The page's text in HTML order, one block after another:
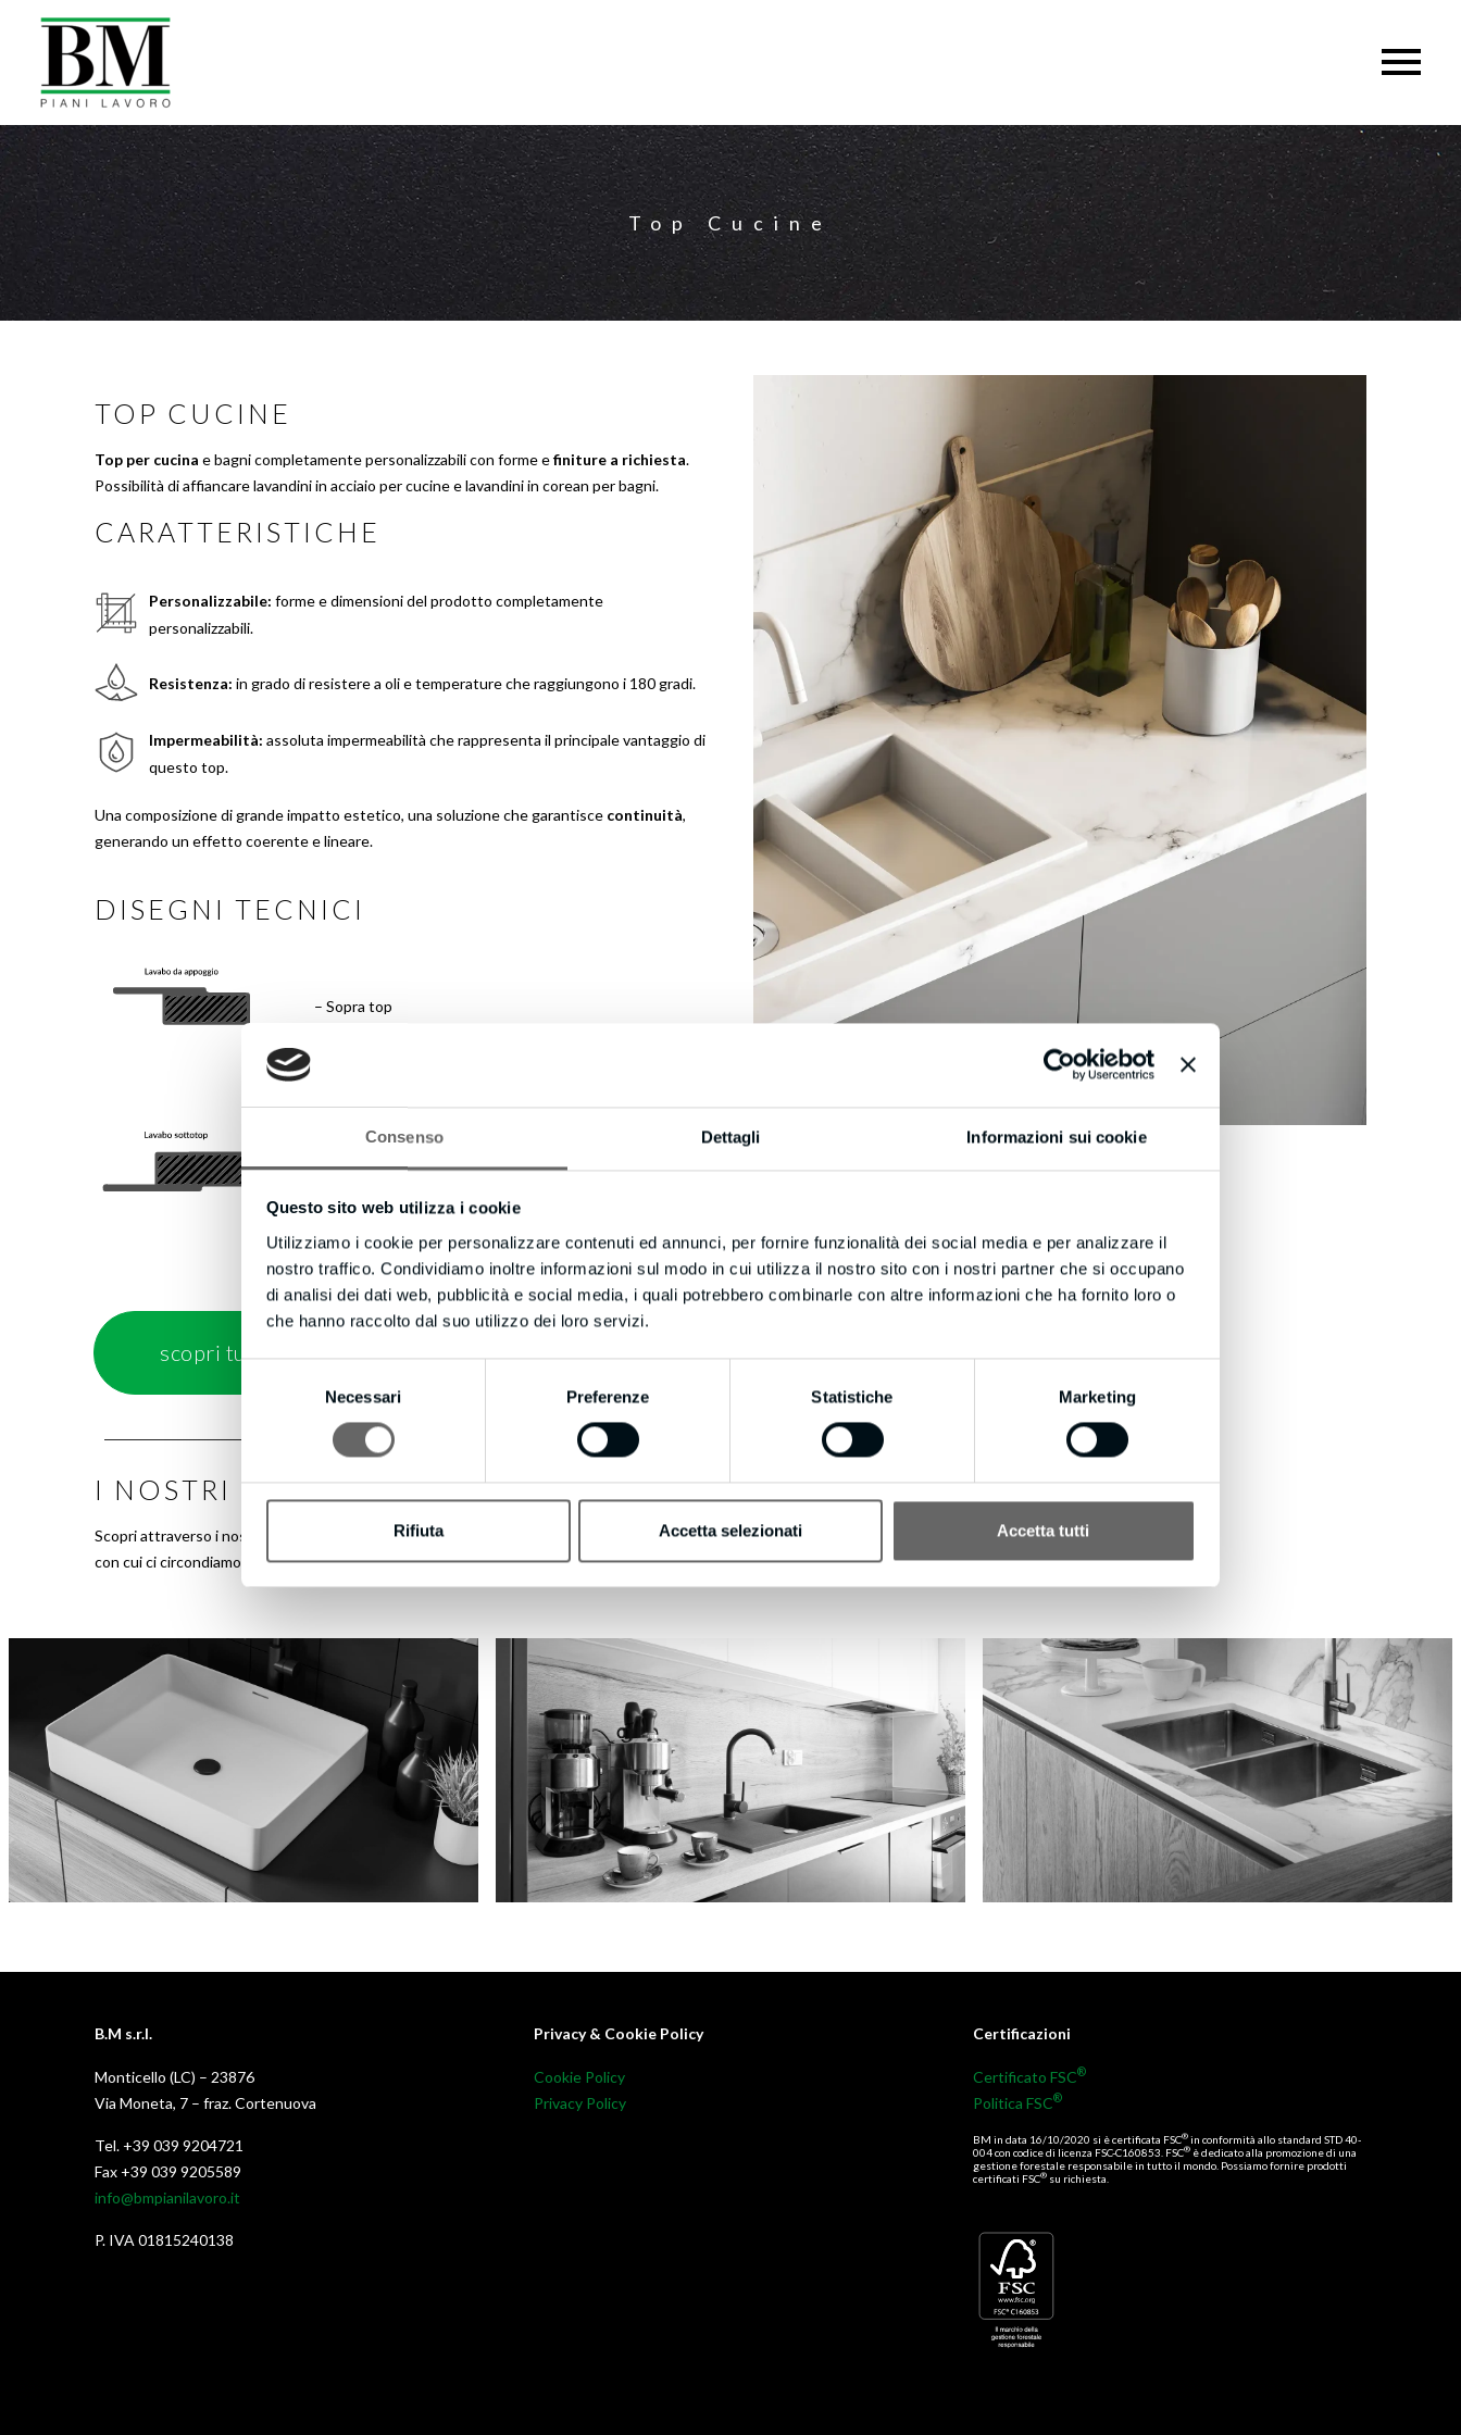
Consenso Dettagli Informazioni sui cookie
Questo sito web utilizza i cookie
Utilizziamo i cookie per personalizzare contenuti ed annunci, per fornire funzionalità dei social media e per analizzare il
nostro traffico. Condividiamo inoltre informazioni sul modo in cui utilizza il nostro sito con i nostri partner che si occupano
di analisi dei dati web, pubblicità e social media, i quali potrebbero combinarle con altre informazioni che ha fornito loro o
che hanno raccolto dal suo utilizzo dei loro servizi.
del
Necessari Preferenze Statistiche Marketing
Rifiuta Accetta selezionati Accetta tutti
Top Cucine
TOP CUCINE
Top per cucina e bagni completamente personalizzabili con forme efiniture a richiesta.
Possibilità di affiancare lavandini in acciaio per cucine e lavandini in corean per bagni.
CARATTERISTICHE
Personalizzabile: forme e dimensioni del prodotto completamente
personalizzabili.
Resistenza: in grado di resistere a oli e temperature che raggiungono i 180 gradi.
Impermeabilità: assoluta impermeabilità che rappresenta il principale vantaggio di
questo top.
Una composizione di grande impatto estetico, una soluzione che garantisce continuità,
generando un effetto coerente e lineare.
DISEGNI TECNICI
– Sopra top
– Sotto top
scopri tutte le finiture disponibili
I NOSTRI LAVORI
Scopri attraverso i nostri scatti l’esperienza BM, unica nel suo genere che rende gli oggetti
con cui ci circondiamo, i nostri compagni di viaggio che riflettono cosa siamo.
B.M s.r.l.
Monticello (LC) – 23876
Via Moneta, 7 – fraz. Cortenuova
Tel. +39 039 9204721
Fax +39 039 9205589
info@bmpianilavoro.it
P. IVA 01815240138
Privacy & Cookie Policy
Cookie Policy
Privacy Policy
Certificazioni
Certificato FSC®
Politica FSC®
BM in data 16/10/2020 si è certificata FSC® in conformità allo standard STD 40-
004 con codice di licenza FSC-C160853. FSC® è dedicato alla promozione di una
gestione forestale responsabile in tutto il mondo. Possiamo fornire prodotti
certificati FSC® su richiesta.